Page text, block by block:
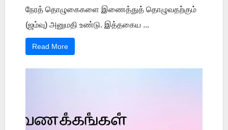
நேரத் தொழுகைகளை இணைத்துத் தொழுவதற்கும்
(ஜம்வு) அனுமதி உண்டு. இத்தகைய ...
Read More